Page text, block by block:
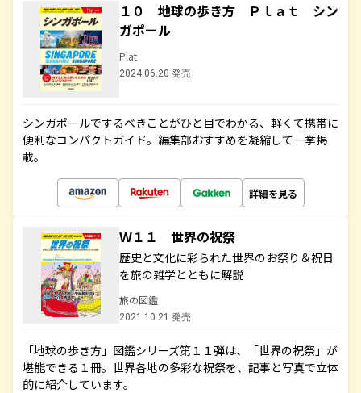
１０ 地球の歩き方 Ｐｌａｔ シン
ガポール
Plat
2024.06.20 発売
シンガポールでするべきことがひと目でわかる、軽くて携帯に
便利なコンパクトガイド。編集部おすすめを凝縮して一挙掲
載。
詳細を見る
Ｗ１１ 世界の祝祭
歴史と文化に彩られた世界のお祭り＆祝日
を旅の雑学とともに解説
旅の図鑑
2021.10.21 発売
「地球の歩き方」図鑑シリーズ第１１弾は、「世界の祝祭」が
堪能できる１冊。世界各地の多彩な祝祭を、記事と写真で立体
的に紹介しています。